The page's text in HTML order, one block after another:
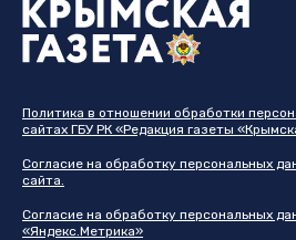
Политика в отношении обработки
сайтах ГБУ РК «Редакция газеты
Согласие на обработку персональных
сайта.
Согласие на обработку персональных
«Яндекс.Метрика»